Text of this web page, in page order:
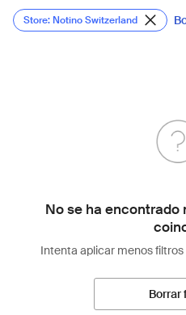
Store: Notino Switzerland
No se ha encontrado
Intenta aplicar menos
Borrar